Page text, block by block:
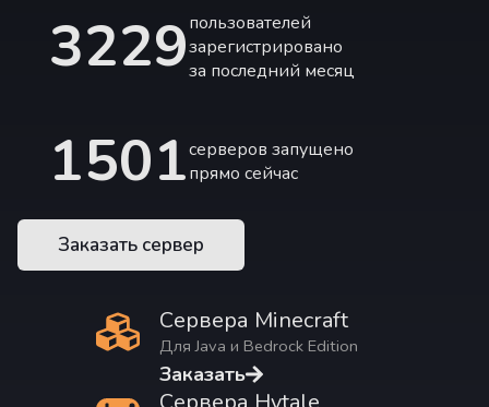
3229пользователей
зарегистрировано
за последний месяц
1501серверов запущено
прямо сейчас
Заказать сервер
Сервера Minecraft
Для Java и Bedrock Edition
Заказать